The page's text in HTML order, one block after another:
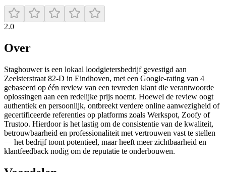
2.0
Over
Staghouwer is een lokaal loodgietersbedrijf gevestigd aan
Zeelsterstraat 82‑D in Eindhoven, met een Google‑rating van 4
gebaseerd op één review van een tevreden klant die verantwoorde
oplossingen aan een redelijke prijs noemt. Hoewel de review oogt
authentiek en persoonlijk, ontbreekt verdere online aanwezigheid of
gecertificeerde referenties op platforms zoals Werkspot, Zoofy of
Trustoo. Hierdoor is het lastig om de consistentie van de kwaliteit,
betrouwbaarheid en professionaliteit met vertrouwen vast te stellen
— het bedrijf toont potentieel, maar heeft meer zichtbaarheid en
klantfeedback nodig om de reputatie te onderbouwen.